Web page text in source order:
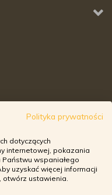
Polityka prywatności
dotyczących
internetowej, pokazania
wspaniałego
uzyskać więcej informacji
otwórz ustawienia.